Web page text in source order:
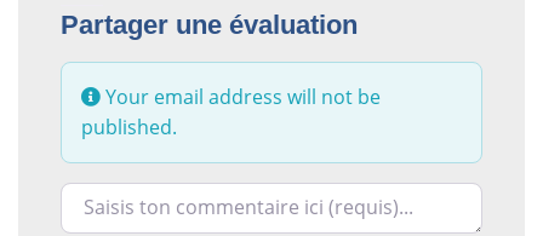
Partager une évaluation
Your email address will not be
published.
Racontez-nous ce que vous avez le plus et le